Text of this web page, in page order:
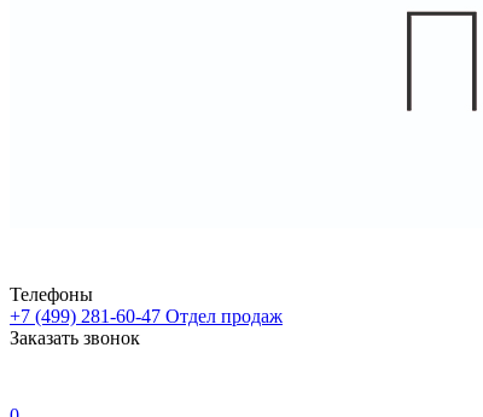
Телефоны
+7 (499) 281-60-47 Отдел продаж
Заказать звонок